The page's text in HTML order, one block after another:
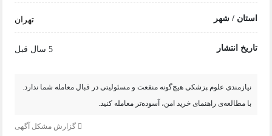
استان / شهر تهران
تاریخ انتشار 5 سال قبل
نیازمندی علوم پزشکی هیچ‌گونه منفعت و مسئولیتی در قبال معامله شما ندارد.
با مطالعه‌ی راهنمای خرید امن، آسوده‌تر معامله کنید.
گزارش مشکل آگهی